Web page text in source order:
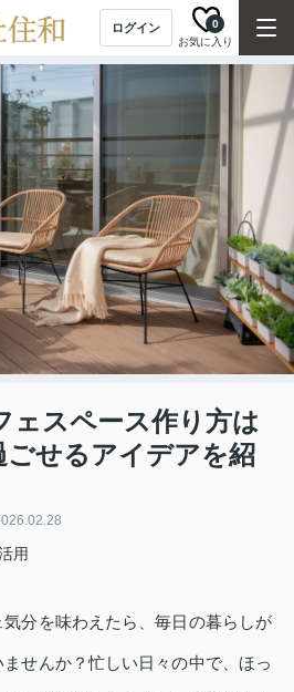
ログイン
お気に入り
0
ェスペース作り方は
ごせるアイデアを紹
用
分を味わえたら、毎日の暮らしが
せんか？忙しい日々の中で、ほっ